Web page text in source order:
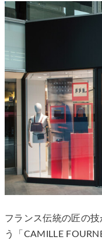
フランス伝統の匠の
う「CAMILLE